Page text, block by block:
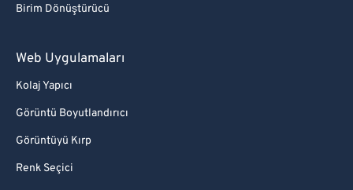
Birim Dönüştürücü
Web Uygulamaları
Kolaj Yapıcı
Görüntü Boyutlandırıcı
Görüntüyü Kırp
Renk Seçici